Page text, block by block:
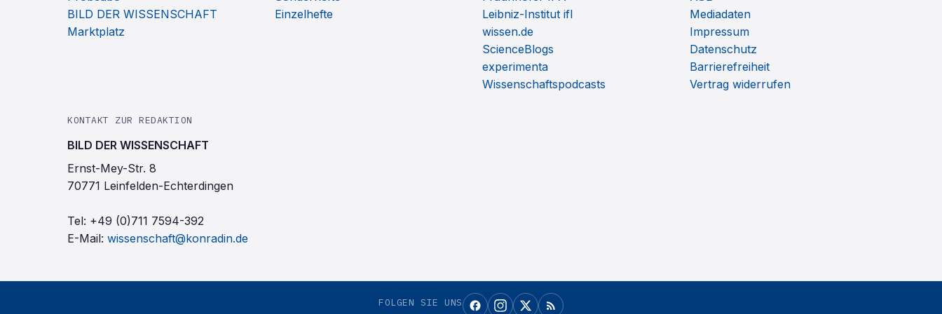
BILD DER WISSENSCHAFT
Marktplatz
Einzelhefte
Leibniz-Institut ifl
wissen.de
ScienceBlogs
experimenta
Wissenschaftspodcasts
Mediadaten
Impressum
Datenschutz
Barrierefreiheit
Vertrag widerrufen
KONTAKT ZUR REDAKTION
BILD DER WISSENSCHAFT
Ernst-Mey-Str. 8
70771 Leinfelden-Echterdingen
Tel: +49 (0)711 7594-392
E-Mail: wissenschaft@konradin.de
FOLGEN SIE UNS